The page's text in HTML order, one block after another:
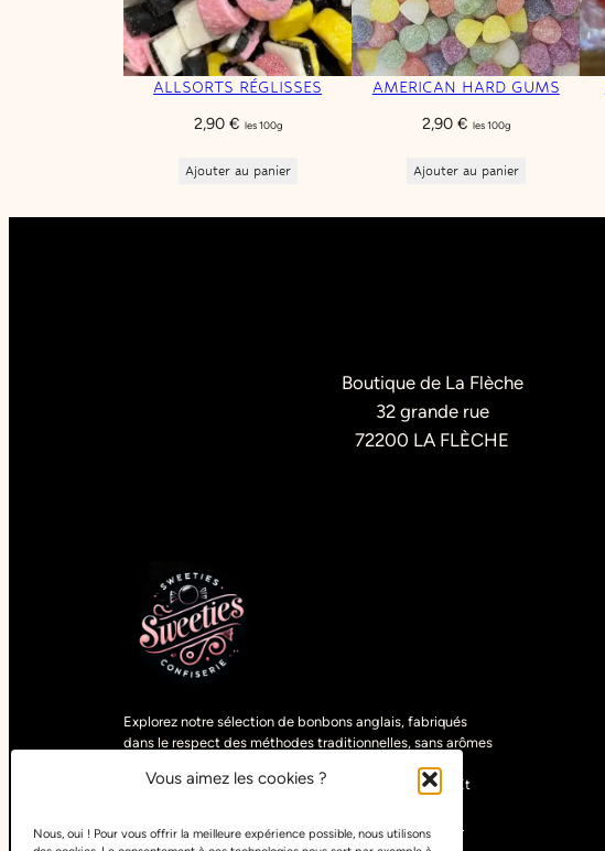
Vous aimez les cookies ?
Nous, oui ! Pour vous offrir la meilleure expérience possible, nous utilisons
ALLSORTS RÉGLISSES
2,90 € les 100g
Ajouter au panier
AMERICAN HARD GUMS
2,90 € les 100g
Ajouter au panier
Boutique de La Flèche
32 grande rue
72200 LA FLÈCHE
Explorez notre sélection de bonbons anglais, fabriqués
dans le respect des méthodes traditionnelles, sans arômes
sélectionnées parmi les spécialités du monde entier. Et
végétariens, vegans, halals, sans sucre ou sans gluten.